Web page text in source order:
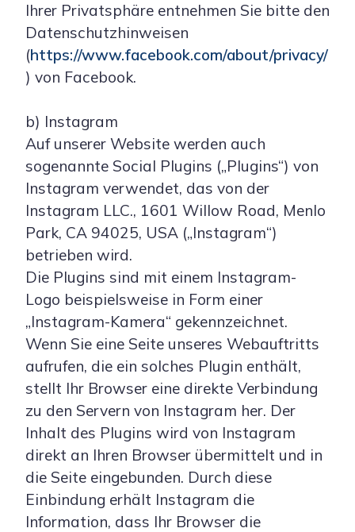
Ihrer Privatsphäre entnehmen Sie bitte den
Datenschutzhinweisen
(https://www.facebook.com/about/privacy/
) von Facebook.
b) Instagram
Auf unserer Website werden auch
sogenannte Social Plugins („Plugins“) von
Instagram verwendet, das von der
Instagram LLC., 1601 Willow Road, Menlo
Park, CA 94025, USA („Instagram“)
betrieben wird.
Die Plugins sind mit einem Instagram-
Logo beispielsweise in Form einer
„Instagram-Kamera“ gekennzeichnet.
Wenn Sie eine Seite unseres Webauftritts
aufrufen, die ein solches Plugin enthält,
stellt Ihr Browser eine direkte Verbindung
zu den Servern von Instagram her. Der
Inhalt des Plugins wird von Instagram
direkt an Ihren Browser übermittelt und in
die Seite eingebunden. Durch diese
Einbindung erhält Instagram die
Information, dass Ihr Browser die